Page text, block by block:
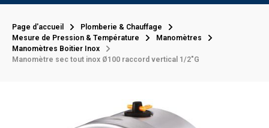
Page d'accueil
Plomberie & Chauffage
Mesure de Pression & Température
Manomètres
Manomètres Boitier Inox
Manomètre sec tout inox Ø100 raccord vertical 1/2"G